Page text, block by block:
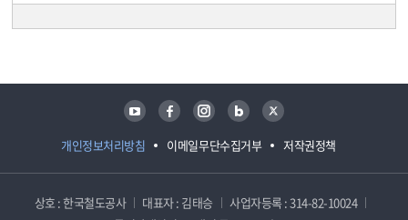
개인정보처리방침 이메일무단수집거부 저작권정책
유튜브 페이스북 인스타그램 블로그 트위터
상호 : 한국철도공사 대표자 : 김태승
사업자등록 : 314-82-10024